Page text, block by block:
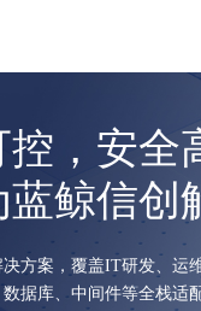
控，安全
蓝鲸信创
方案，覆盖IT研发、运
据库、中间件等全栈适